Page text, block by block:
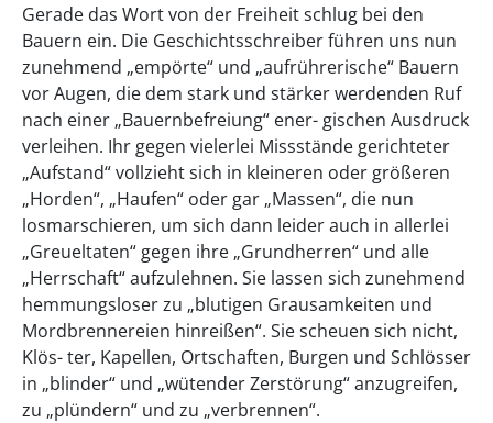
Gerade das Wort von der Freiheit schlug bei den
Bauern ein. Die Geschichtsschreiber führen uns nun
zunehmend „empörte“ und „aufrührerische“ Bauern
vor Augen, die dem stark und stärker werdenden Ruf
nach einer „Bauernbefreiung“ ener- gischen Ausdruck
verleihen. Ihr gegen vielerlei Missstände gerichteter
„Aufstand“ vollzieht sich in kleineren oder größeren
„Horden“, „Haufen“ oder gar „Massen“, die nun
losmarschieren, um sich dann leider auch in allerlei
„Greueltaten“ gegen ihre „Grundherren“ und alle
„Herrschaft“ aufzulehnen. Sie lassen sich zunehmend
hemmungsloser zu „blutigen Grausamkeiten und
Mordbrennereien hinreißen“. Sie scheuen sich nicht,
Klös- ter, Kapellen, Ortschaften, Burgen und Schlösser
in „blinder“ und „wütender Zerstörung“ anzugreifen,
zu „plündern“ und zu „verbrennen“.